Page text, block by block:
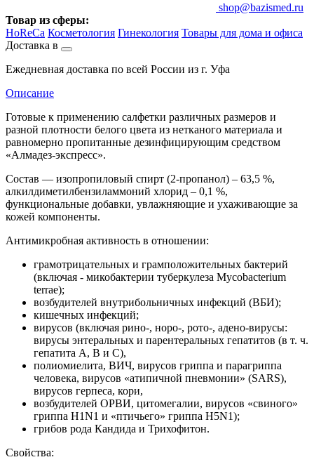
shop@bazismed.ru
Товар из сферы:
HoReCa Косметология Гинекология Товары для дома и офиса
Доставка в
Ежедневная доставка по всей России из г. Уфа
Описание
Готовые к применению салфетки различных размеров и
разной плотности белого цвета из нетканого материала и
равномерно пропитанные дезинфицирующим средством
«Алмадез-экспресс».
Состав — изопропиловый спирт (2-пропанол) – 63,5 %,
алкилдиметилбензиламмоний хлорид – 0,1 %,
функциональные добавки, увлажняющие и ухаживающие за
кожей компоненты.
Антимикробная активность в отношении:
грамотрицательных и грамположительных бактерий
(включая - микобактерии туберкулеза Mycobacterium
terrae);
возбудителей внутрибольничных инфекций (ВБИ);
кишечных инфекций;
вирусов (включая рино-, норо-, рото-, адено-вирусы:
вирусы энтеральных и парентеральных гепатитов (в т. ч.
гепатита А, В и С),
полиомиелита, ВИЧ, вирусов гриппа и парагриппа
человека, вирусов «атипичной пневмонии» (SARS),
вирусов герпеса, кори,
возбудителей ОРВИ, цитомегалии, вирусов «свиного»
гриппа H1N1 и «птичьего» гриппа H5N1);
грибов рода Кандида и Трихофитон.
Свойства: